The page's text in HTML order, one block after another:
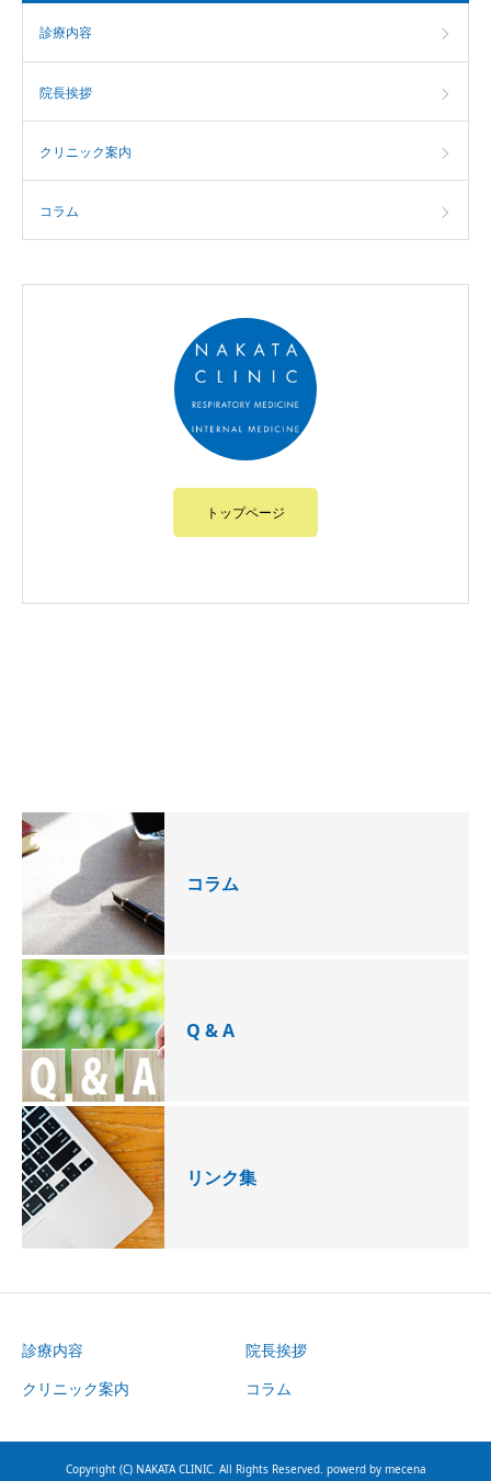
診療内容
院長挨拶
クリニック案内
コラム
トップページ
コラム
Q & A
リンク集
診療内容
院長挨拶
クリニック案内
コラム
Copyright (C) NAKATA CLINIC. All Rights Reserved. powerd by mecena